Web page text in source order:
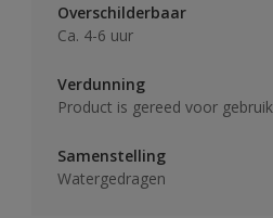
Overschilderbaar
Ca. 4-6 uur
Verdunning
Product is gereed voor gebruik
Samenstelling
Watergedragen